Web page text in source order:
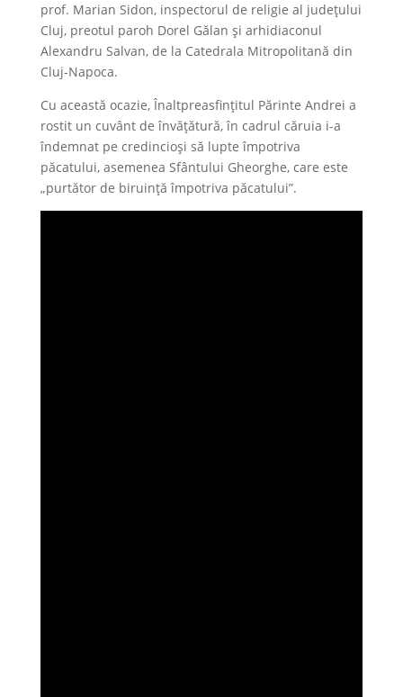
prof. Marian Sidon, inspectorul de religie al județului
Cluj, preotul paroh Dorel Gălan și arhidiaconul
Alexandru Salvan, de la Catedrala Mitropolitană din
Cluj-Napoca.
Cu această ocazie, Înaltpreasfințitul Părinte Andrei a
rostit un cuvânt de învățătură, în cadrul căruia i-a
îndemnat pe credincioși să lupte împotriva
păcatului, asemenea Sfântului Gheorghe, care este
„purtător de biruință împotriva păcatului”.